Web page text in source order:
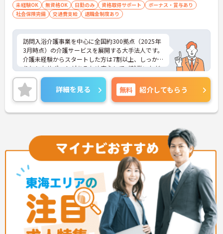
未経験OK 無資格OK 日勤のみ 資格取得サポート
ボーナス・賞与あり
社会保険完備
交通費支給 退職金制度あり
訪問入浴介護事業を中心に全国約300拠点（2025年
3月時点）の介護サービスを展開する大手法人です。
介護未経験からスタートした方は7割以上、しっか
りとしたサポートがあるため安心してご就業いただ
けます。お風呂に入れなくて困っている方に、手を
差し伸べてあげられるとてもやりがいのあるお仕事
です。ご興味ある方には、面接対策ポイントなど、
さらに詳細をお話しいたしますのでお気軽にご相談
ください！
詳細を見る 無料 紹介してもらう